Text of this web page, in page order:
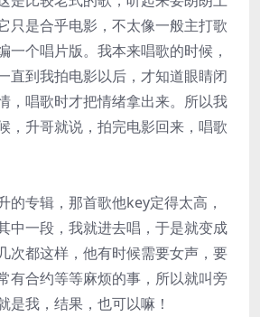
只是合乎电影，不太像一般主打歌
一个唱片版。我本来唱歌的时候，
直到我拍电影以后，才知道眼睛闭
，唱歌时才把情绪拿出来。所以我
，升哥就说，拍完电影回来，唱歌
的专辑，那首歌他key定得太高，
中一段，我就进去唱，于是就变成
次都这样，他有时候需要女声，要
有合约等等麻烦的事，所以就叫旁
是我，结果，也可以嘛！